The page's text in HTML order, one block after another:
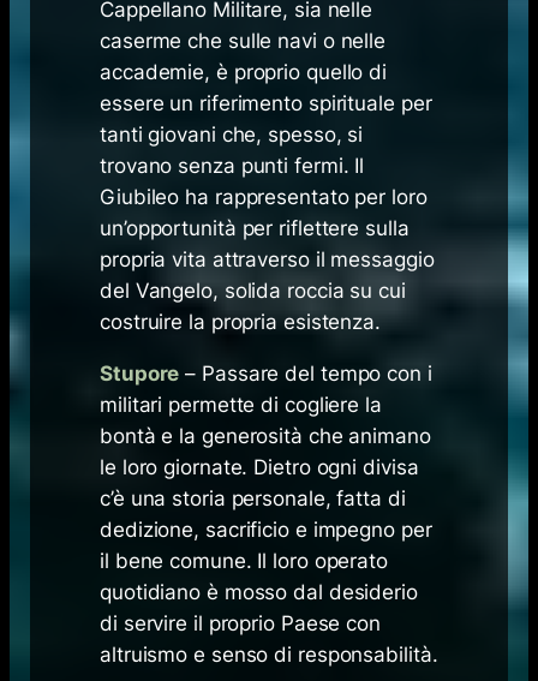
Cappellano Militare, sia nelle
caserme che sulle navi o nelle
accademie, è proprio quello di
essere un riferimento spirituale per
tanti giovani che, spesso, si
trovano senza punti fermi. Il
Giubileo ha rappresentato per loro
un’opportunità per riflettere sulla
propria vita attraverso il messaggio
del Vangelo, solida roccia su cui
costruire la propria esistenza.
Stupore – Passare del tempo con i
militari permette di cogliere la
bontà e la generosità che animano
le loro giornate. Dietro ogni divisa
c’è una storia personale, fatta di
dedizione, sacrificio e impegno per
il bene comune. Il loro operato
quotidiano è mosso dal desiderio
di servire il proprio Paese con
altruismo e senso di responsabilità.